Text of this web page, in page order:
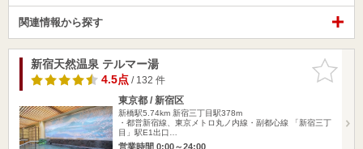
関連情報から探す
お気に入
りに追加
新宿天然温泉 テルマー湯
4.5点/ 132 件
東京都 / 新宿区
新橋駅5.74km 新宿三丁目駅378m
・都営新宿線、東京メトロ丸ノ内線・副都心線 「新宿三丁
目」駅E1出口…
営業時間 0:00～24:00